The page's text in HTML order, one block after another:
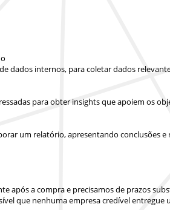
dados internos, para coletar dados
para obter insights que apoiem os
um relatório, apresentando
após a comprae precisamos de prazos
que nenhuma empresa credível entregue